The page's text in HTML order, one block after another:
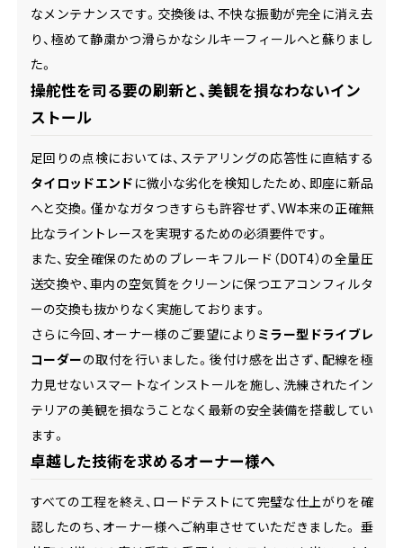
なメンテナンスです。交換後は、不快な振動が完全に消え去
り、極めて静粛かつ滑らかなシルキーフィールへと蘇りまし
た。
操舵性を司る要の刷新と、美観を損なわないイン
ストール
足回りの点検においては、ステアリングの応答性に直結する
タイロッドエンド に微小な劣化を検知したため、即座に新品
へと交換。僅かなガタつきすらも許容せず、VW本来の正確無
比なライントレースを実現するための必須要件です。
また、安全確保のためのブレーキフルード（DOT4）の全量圧
送交換や、車内の空気質をクリーンに保つエアコンフィルタ
ーの交換も抜かりなく実施しております。
さらに今回、オーナー様のご要望により ミラー型ドライブレ
コーダーの取付を行いました。後付け感を出さず、配線を極
力見せないスマートなインストールを施し、洗練されたイン
テリアの美観を損なうことなく最新の安全装備を搭載してい
ます。
卓越した技術を求めるオーナー様へ
すべての工程を終え、ロードテストにて完璧な仕上がりを確
認したのち、オーナー様へご納車させていただきました。 垂